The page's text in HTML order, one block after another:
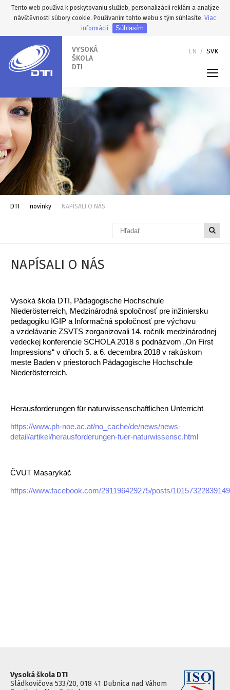
Tento web používa k poskytovaniu služieb, personalizácii reklám a analýze
návštěvnosti súbory cookie. Používaním tohto webu s tým súhlasíte. Viac
informácií
Súhlasím
VYSOKÁ
ŠKOLA
DTI
EN / SVK
DTI novinky NAPÍSALI O NÁS
NAPÍSALI O NÁS
Vysoká škola DTI, Pädagogische Hochschule
Niederösterreich, Medzinárodná spoločnosť pre inžiniersku
pedagogiku IGIP a Informačná spoločnosť pre výchovu
a vzdelávanie ZSVTS zorganizovali 14. ročník medzinárodnej
vedeckej konferencie SCHOLA 2018 s podnázvom „On First
Impressions“ v dňoch 5. a 6. decembra 2018 v rakúskom
meste Baden v priestoroch Pädagogische Hochschule
Niederösterreich.
Herausforderungen für naturwissenschaftlichen Unterricht
https://www.ph-noe.ac.at/no_cache/de/news/news-
detail/artikel/herausforderungen-fuer-naturwissensc.html
ČVUT Masarykáč
https://www.facebook.com/291196429275/posts/
Vysoká škola DTI
Sládkovičova 533/20, 018 41 Dubnica nad Váhom